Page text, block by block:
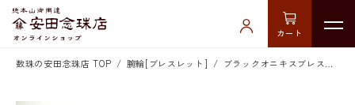
カート
数珠の安田念珠店 TOP 腕輪[ブレスレット] ブラックオニキスブレス共仕立